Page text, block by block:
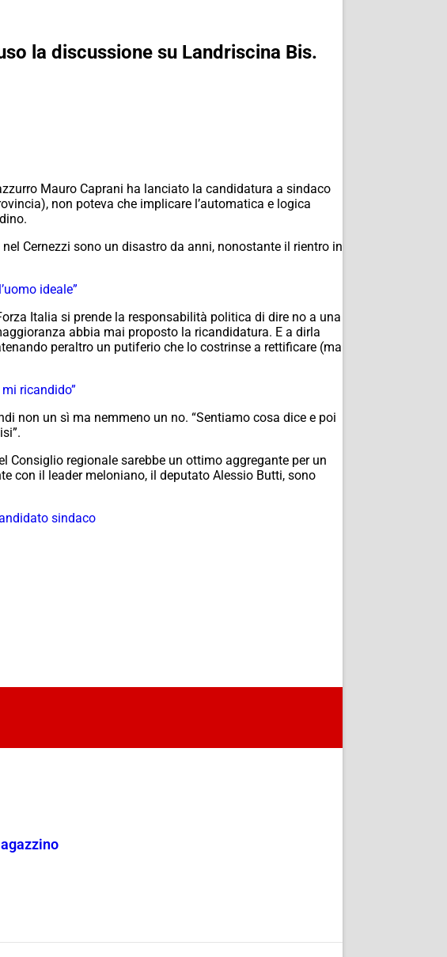
la discussione su Landriscina Bis.
Mauro Caprani ha lanciato la candidatura a sindaco
non poteva che implicare l’automatica e logica
Cernezzi sono un disastro da anni, nonostante il rientro in
ideale”
Italia si prende la responsabilità politica di dire no a una
abbia mai proposto la ricandidatura. E a dirla
peraltro un putiferio che lo costrinse a rettificare (ma
ricandido”
non un sì ma nemmeno un no. “Sentiamo cosa dice e poi
Consiglio regionale sarebbe un ottimo aggregante per un
con il leader meloniano, il deputato Alessio Butti, sono
sindaco